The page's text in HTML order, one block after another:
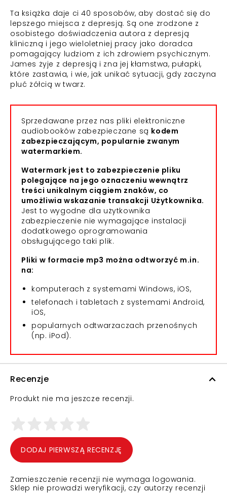
Ta książka daje ci 40 sposobów, aby dostać się do
lepszego miejsca z depresją. Są one zrodzone z
osobistego doświadczenia autora z depresją
kliniczną i jego wieloletniej pracy jako doradca
pomagający ludziom z ich zdrowiem psychicznym.
James żyje z depresją i zna jej kłamstwa, pułapki,
które zastawia, i wie, jak unikać sytuacji, gdy zaczyna
pluć żółcią w twarz.
Sprzedawane przez nas pliki elektroniczne
audiobooków zabezpieczane są kodem
zabezpieczającym, popularnie zwanym
watermarkiem.
Watermark jest to zabezpieczenie pliku
polegające na jego oznaczeniu wewnątrz
treści unikalnym ciągiem znaków, co
umożliwia wskazanie transakcji Użytkownika.
Jest to wygodne dla użytkownika
zabezpieczenie nie wymagające instalacji
dodatkowego oprogramowania
obsługującego taki plik.
Pliki w formacie mp3 można odtworzyć m.in.
na:
komputerach z systemami Windows, iOS,
telefonach i tabletach z systemami Android,
iOS,
popularnych odtwarzaczach przenośnych
(np. iPod).
Recenzje
Produkt nie ma jeszcze recenzji.
DODAJ PIERWSZĄ RECENZJĘ
Zamieszczenie recenzji nie wymaga logowania.
Sklep nie prowadzi weryfikacji, czy autorzy recenzji